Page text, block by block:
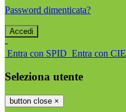
Password dimenticata?
-
Entra con SPID Entra con CIE
Seleziona utente
button close ×